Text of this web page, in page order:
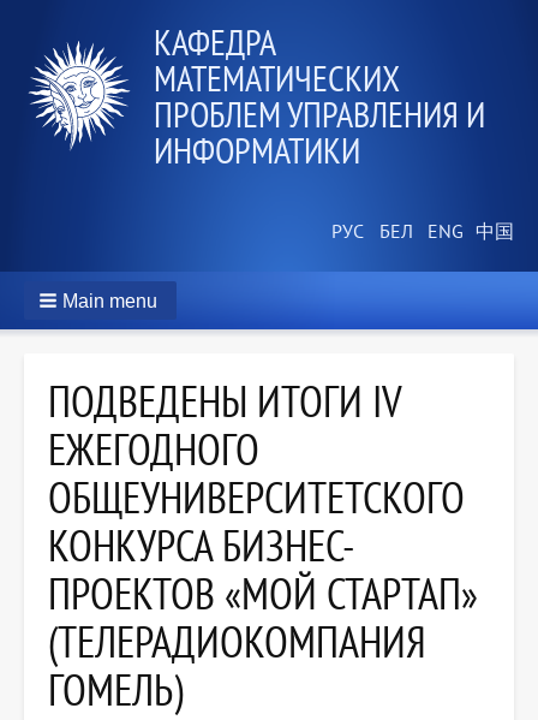
КАФЕДРА
МАТЕМАТИЧЕСКИХ
ПРОБЛЕМ УПРАВЛЕНИЯ И
ИНФОРМАТИКИ
Main menu
ПОДВЕДЕНЫ ИТОГИ IV
ЕЖЕГОДНОГО
ОБЩЕУНИВЕРСИТЕТСКОГО
КОНКУРСА БИЗНЕС-
ПРОЕКТОВ «МОЙ СТАРТАП»
(ТЕЛЕРАДИОКОМПАНИЯ
ГОМЕЛЬ)